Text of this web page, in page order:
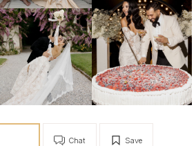
Save
Chat